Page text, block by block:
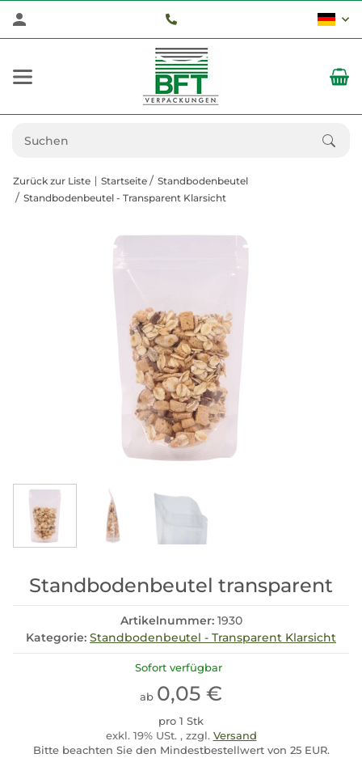
Zurück zur Liste Startseite
Standbodenbeutel
Standbodenbeutel - Transparent Klarsicht
Standbodenbeutel transparent
Artikelnummer: 1930
Kategorie: Standbodenbeutel - Transparent Klarsicht
Sofort verfügbar
ab 0,05 €
pro 1 Stk
exkl. 19% USt. , zzgl. Versand
Bitte beachten Sie den Mindestbestellwert von 25 EUR.